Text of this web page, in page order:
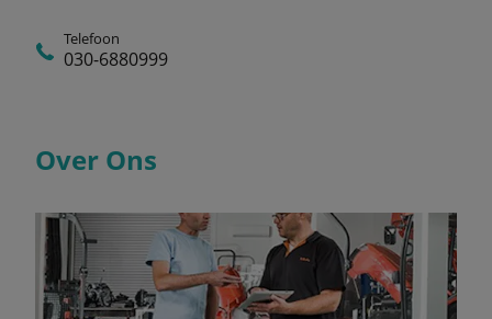
Telefoon
030-6880999
Over Ons